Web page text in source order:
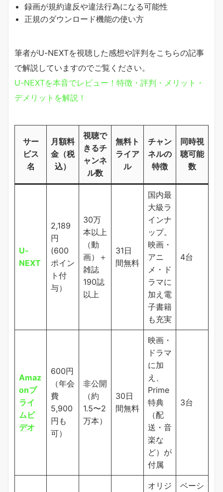
録画が規約違反や違法行為になる可能性
正規のダウンロード機能の使い方
筆者がU-NEXTを視聴した感想や評判をこちらの記事
で解説していますのでご覧ください。
U-NEXTを本音でレビュー！特徴・評判・メリット・
デメリットを解説！
サー
ビス
名
月額料
金（税
込）
視聴で
きるチ
ャンネ
ル数
無料ト
ライア
ル
チャン
ネルの
特徴
同時視
聴可能
数
U-
NEXT
2,189
円
(600
ポイン
ト付
与）
30万
本以上
（動
画）＋
雑誌
190誌
以上
31日
間無料
国内最
大級ラ
インナ
ップ。
映画・
アニ
メ・ド
ラマに
加え電
子書籍
も充実
4台
Amaz
onプ
ライ
ムビ
デオ
600円
（年会
費
5,900
円も
可）
非公開
（約
1.5〜2
万本）
30日
間無料
映画・
ドラマ
に加
え、
Prime
特典
（配
送・音
楽な
ど）が
付属
3台
オリジ
ベーシ